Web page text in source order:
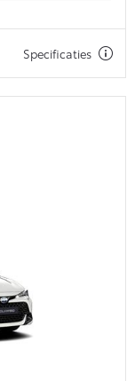
Specificaties